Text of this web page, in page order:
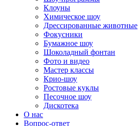
Клоуны
Химическое шоу
Дрессированные животные
Фокусники
Бумажное шоу
Шоколадный фонтан
Фото и видео
Мастер классы
Крио-шоу
Ростовые куклы
Песочное шоу
Дискотека
О нас
Вопрос-ответ